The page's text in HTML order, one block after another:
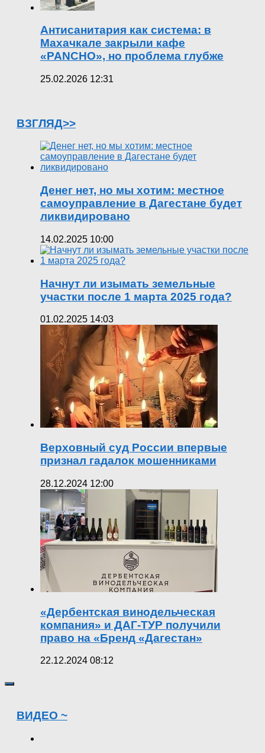
Антисанитария как система: в
Махачкале закрыли кафе
«PANCHO», но проблема глубже
25.02.2026 12:31
ВЗГЛЯД>>
Денег нет, но мы хотим: местное
самоуправление в Дагестане будет
ликвидировано
14.02.2025 10:00
Начнут ли изымать земельные
участки после 1 марта 2025 года?
01.02.2025 14:03
Верховный суд России впервые
признал гадалок мошенниками
28.12.2024 12:00
«Дербентская винодельческая
компания» и ДАГ-ТУР получили
право на «Бренд «Дагестан»
22.12.2024 08:12
ВИДЕО ~